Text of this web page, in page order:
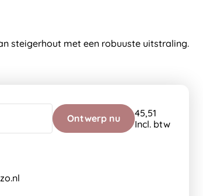
steigerhout met een robuuste uitstraling.
Ontwerp nu
45,51
Incl. btw